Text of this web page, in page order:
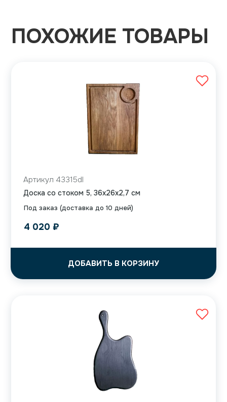
ПОХОЖИЕ ТОВАРЫ
Под заказ (доставка до 10 дней)
Артикул 43315dl
Доска со стоком 5, 36x26x2,7 см
4 020 ₽
ДОБАВИТЬ В КОРЗИНУ